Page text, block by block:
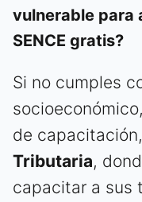
vulnerable para
SENCE gratis?
Si no cumples
de
Tributaria,
capacitar a sus